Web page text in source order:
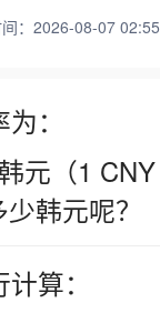
：2026-08-07
：
元（1
韩元呢？
算：